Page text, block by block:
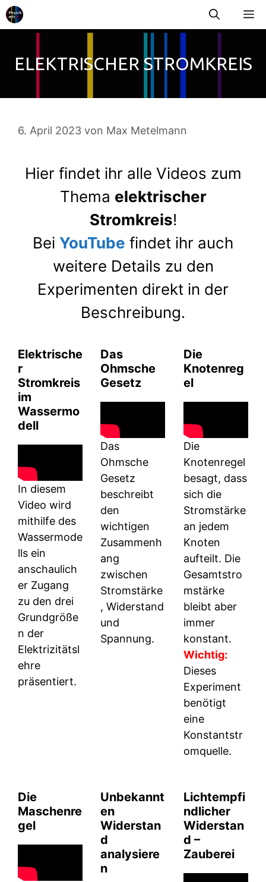
Zum
Inhalt
ELEKTRISCHER STROMKREIS
6. April 2023 von Max Metelmann
Hier findet ihr alle Videos zum
Thema elektrischer
Stromkreis!
Bei YouTube findet ihr auch
weitere Details zu den
Experimenten direkt in der
Beschreibung.
Elektrische
r
Stromkreis
im
Wassermo
dell
In diesem
Video wird
mithilfe des
Wassermode
lls ein
anschaulich
er Zugang
zu den drei
Grundgröße
n der
Elektrizitätsl
ehre
präsentiert.
Das
Ohmsche
Gesetz
Das
Ohmsche
Gesetz
beschreibt
den
wichtigen
Zusammenh
ang
zwischen
Stromstärke
, Widerstand
und
Spannung.
Die
Knotenreg
el
Die
Knotenregel
besagt, dass
sich die
Stromstärke
an jedem
Knoten
aufteilt. Die
Gesamtstro
mstärke
bleibt aber
immer
konstant.
Wichtig:
Dieses
Experiment
benötigt
eine
Konstantstr
omquelle.
Die
Maschenre
gel
Unbekannt
en
Widerstan
d
analysiere
n
Lichtempfi
ndlicher
Widerstan
d –
Zauberei